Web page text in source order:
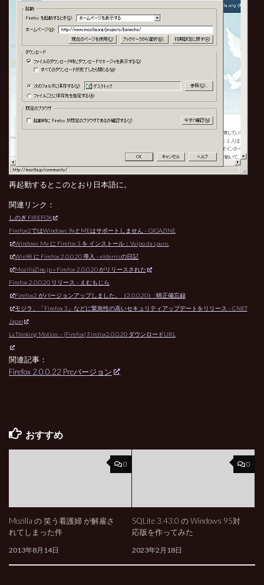
再起動するとこのとおり日本語に。
関連リンク：
しのぎ FIREFOX
Firefox2ではWindows 9xとMEはサポートしません – GIGAZINE
Windows Me に Firefox 3 を インストール：Vulpo da spuro.
Win98 に Firefox 2.0.0.20 導入 – elderrisの日記
MozillaZine.jp » Firefox 2.0.0.20 がリリースされた
Firefox 2.0.0.20 リリース – えむもじら
Firefox2 がバージョンアップしました。（2.0.0.20）: 晴正備忘録
モジラ、「Firefox 3」などに緊急性の高いセキュリティアップデートをリリース – CNET
Japan
La Thinking Motion. – [Firefox] Firefox2.0.0.20 ダウンロードURL
関連記事：
Firefox 2.0.0.22 Preバージョン
おすすめ
0
Mozilla の 笑う看護婦 が解雇さ
れてしまった件
2013年8月14日
0
SQLite 3.43.0 の Windows 95対
応版を作ってみた
2023年2月18日